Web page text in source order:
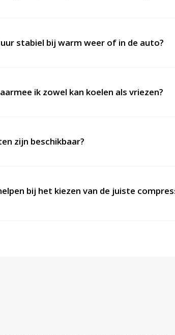
stabiel bij warm weer of in de auto?
ik zowel kan koelen als vriezen?
zijn beschikbaar?
bij het kiezen van de juiste